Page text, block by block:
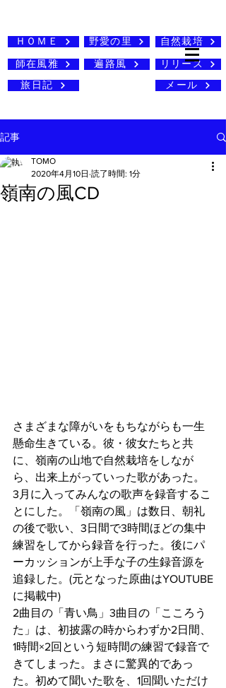
ＨＯＭＥ
野愛の里
師在風雅
遍路風
自然栽培
リリース
旅日記
メール
記事
嶺南の風CD
TOMO
2020年4月10日 読了時間: 1分
さまざまな障がいをもちながらも一生
懸命生きている。彼・彼女たちと共
に、嶺南の山地で自然栽培をしなが
ら、出来上がっていった歌があった。
3月に入ってみんなの歌声を録音するこ
とにした。「嶺南の風」は数日、朝礼
の後で歌い、3日間で3時間ほどの集中
練習をしてから録音を行った。後にパ
ーカッションが上手な子の生録音源を
追録した。(元となった原曲はYOUTUBE
に掲載中)
2曲目の「青い鳥」3曲目の「こころう
た」は、初披露の時からわずか2日間、
1時間×2回という短時間の練習で録音で
きてしまった。まさに驚異的であっ
た。初めて聞いた歌を、1回聞いただけ